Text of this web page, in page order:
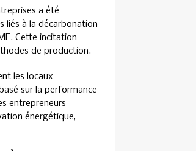
a été
liés à la décarbonation
Cette incitation
de production.
les locaux
sur la performance
entrepreneurs
énergétique,